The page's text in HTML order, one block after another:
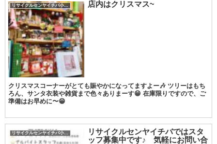
リサイクルセンヤイチバ小城店 店内はクリスマス~
クリスマスコーナーがとても賑やかになってますよー🎶 ツリーはもち
ろん、サンタ衣装や雑貨まで色々ありまーす😁 在庫限りですので、ご
準備はお早めに〜😁
リサイクルセンヤイチバ小城店
リサイクルセンヤイチバではスタ
ッフ募集中です♪ 気軽にお問い合